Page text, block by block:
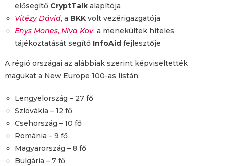
elősegítő CryptTalkalapítója
Vitézy Dávid, a BKKvolt vezérigazgatója
Enys Mones, Niva Kov, a menekültek hiteles
tájékoztatását segítő InfoAidfejlesztője
A régió országai az alábbiak szerint képviseltették
magukat a New Europe 100-as listán:
Lengyelország – 27 fő
Szlovákia – 12 fő
Csehország – 10 fő
Románia – 9 fő
Magyarország – 8 fő
Bulgária – 7 fő